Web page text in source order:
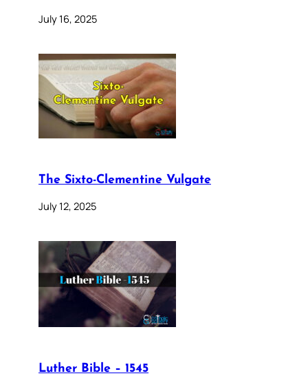
July 16, 2025
The Sixto-Clementine Vulgate
July 12, 2025
Luther Bible – 1545